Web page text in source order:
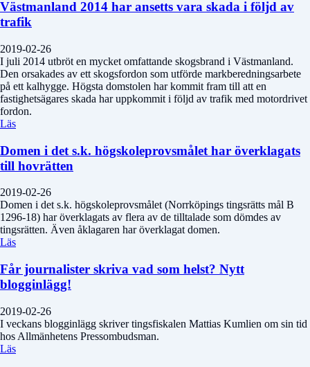
Västmanland 2014 har ansetts vara skada i följd av
trafik
2019-02-26
I juli 2014 utbröt en mycket omfattande skogsbrand i Västmanland.
Den orsakades av ett skogsfordon som utförde markberedningsarbete
på ett kalhygge. Högsta domstolen har kommit fram till att en
fastighetsägares skada har uppkommit i följd av trafik med motordrivet
fordon.
Läs
Domen i det s.k. högskoleprovsmålet har överklagats
till hovrätten
2019-02-26
Domen i det s.k. högskoleprovsmålet (Norrköpings tingsrätts mål B
1296-18) har överklagats av flera av de tilltalade som dömdes av
tingsrätten. Även åklagaren har överklagat domen.
Läs
Får journalister skriva vad som helst? Nytt
blogginlägg!
2019-02-26
I veckans blogginlägg skriver tingsfiskalen Mattias Kumlien om sin tid
hos Allmänhetens Pressombudsman.
Läs